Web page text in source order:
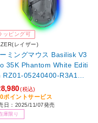
ッピング可
レイザー)
ミングマウス Basilisk V3
35K Phantom White Editi
RZ01-05240400-R3A1
学式 /有線／無線(ワイヤ
) /11ボタン /Bluetooth・
］
(税込)
ポイントサービス
日：2025/11/07発売
庫限り